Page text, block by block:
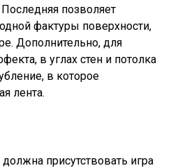
позволяет
фактуры поверхности,
Дополнительно, для
в углах стен и потолка
в которое
лента.
присутствовать игра